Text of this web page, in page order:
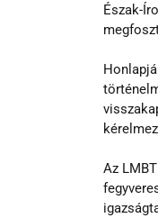
Észak-
Az